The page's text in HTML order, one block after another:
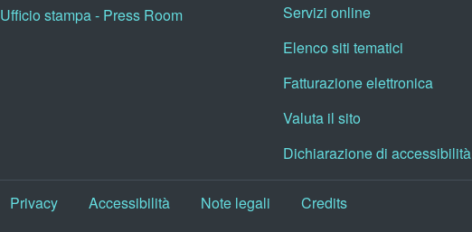
Ufficio stampa - Press Room
Servizi online
Elenco siti tematici
Fatturazione elettronica
Valuta il sito
Dichiarazione di accessibilità
Privacy Accessibilità Note legali Credits